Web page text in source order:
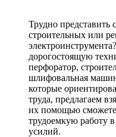
Трудно представить
строительных или
дорогостоящую
перфоратор,
шлифовальная
которые
труда, предлагаем
их помощью
трудоемкую работу
усилий.